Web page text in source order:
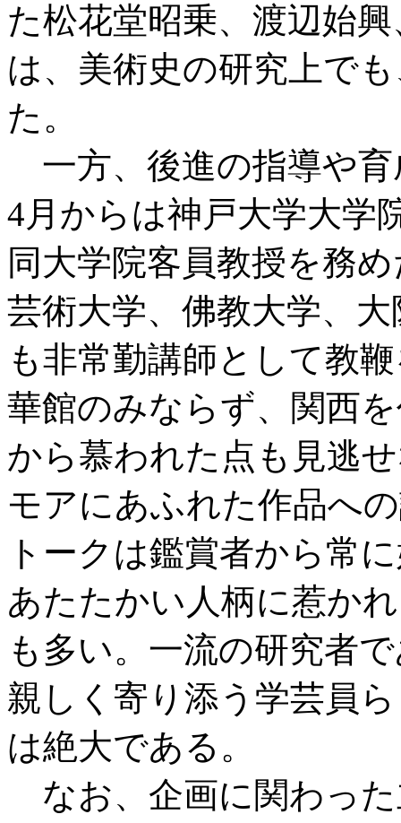
た松花堂昭乗、渡辺始
は、美術史の研究上で
た。
一方、後進の指導や育
4月からは神戸大学大学
同大学院客員教授を務
芸術大学、佛教大学、
も非常勤講師として教
華館のみならず、関西
から慕われた点も見逃
モアにあふれた作品へ
トークは鑑賞者から常
あたたかい人柄に惹か
も多い。一流の研究者
親しく寄り添う学芸員
は絶大である。
なお、企画に関わっ